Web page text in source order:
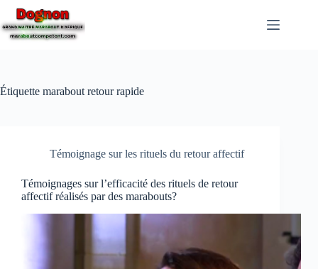
Étiquette marabout retour rapide
Témoignage sur les rituels du retour affectif
Témoignages sur l’efficacité des rituels de retour
affectif réalisés par des marabouts?